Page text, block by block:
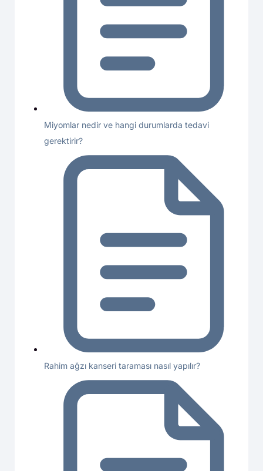
Miyomlar nedir ve hangi durumlarda tedavi
gerektirir?
Rahim ağzı kanseri taraması nasıl yapılır?